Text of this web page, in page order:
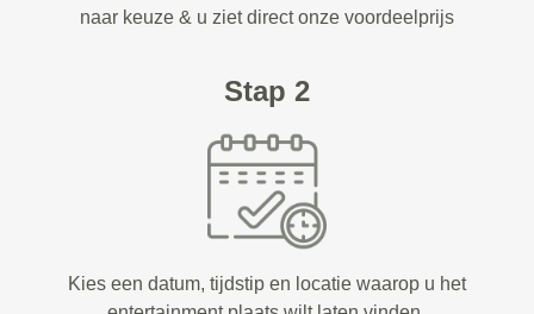
naar keuze & u ziet direct onze voordeelprijs
Stap 2
Kies een datum, tijdstip en locatie waarop u het